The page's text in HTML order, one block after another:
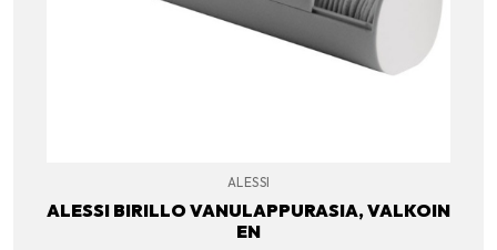
ALESSI
ALESSI BIRILLO VANULAPPURASIA, VALKOIN
EN